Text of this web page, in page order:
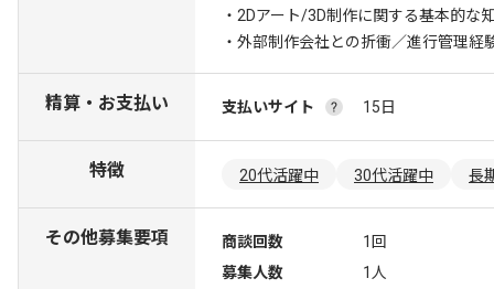
・2Dアート/3D制作に関する基本的な
・外部制作会社との折衝／進行管理経
精算・お支払い 支払いサイト 15日
特徴 20代活躍中 30代活躍中 長
その他募集要項 商談回数
1回
募集人数
1人